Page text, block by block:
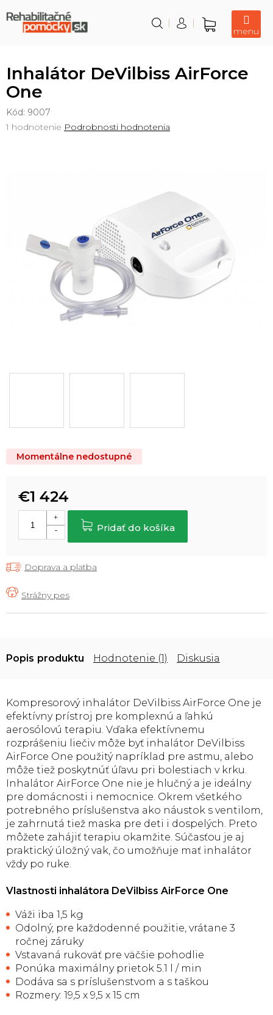
na
obsah
Nákupný
Inhalátor DeVilbiss AirForce
One
Kód: 9007
Priemerné
1 hodnotenie Podrobnosti hodnotenia
Momentálne nedostupné
€1 424
Jednotková
cena:
Pridať do košíka
Doprava a platba
Popis Hodnotenie (1) Diskusia
Kompresorový inhalátor DeVilbiss AirForce One je
efektívny prístroj pre komplexnú a ľahkú
aerosólovú terapiu. Vďaka efektívnemu
rozprášeniu liečiv môže byť inhalátor DeVilbiss
AirForce One použitý napríklad pre astmu, alebo
môže tiež poskytnúť úľavu pri bolestiach v krku.
Inhalátor AirForce One nie je hlučný a je ideálny
pre domácnosti i nemocnice. Okrem všetkého
potrebného príslušenstva ako náustok s ventilom,
je zahrnutá tiež maska ​​pre deti i dospelých. Preto
môžete zahájiť terapiu okamžite. Súčasťou je aj
praktický úložný vak, čo umožňuje mať inhalátor
vždy po ruke.
Vlastnosti inhalátora DeVilbiss AirForce One
Váži iba 1,5 kg
Odolný, pre každodenné použitie, vrátane 3
ročnej záruky
Vstavaná rukoväť pre väčšie pohodlie
Ponúka maximálny prietok 5.1 l / min
Dodáva sa s príslušenstvom a s taškou
Rozmery: 19,5 x 9,5 x 15 cm